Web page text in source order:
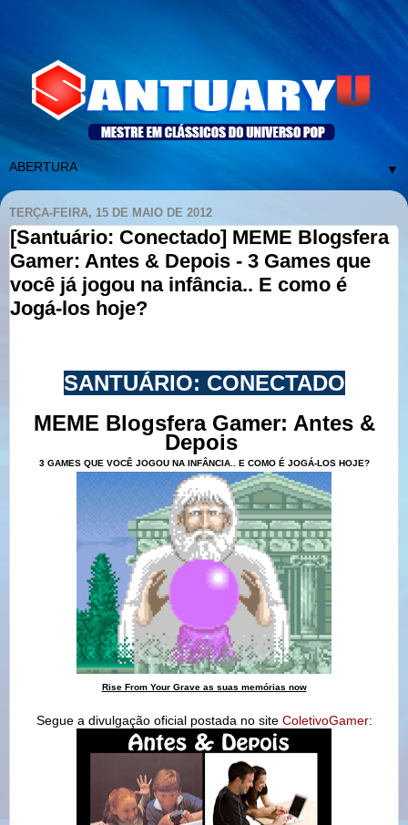
▼
TERÇA-FEIRA, 15 DE MAIO DE 2012
[Santuário: Conectado] MEME Blogsfera
Gamer: Antes & Depois - 3 Games que
você já jogou na infância.. E como é
Jogá-los hoje?
SANTUÁRIO: CONECTADO
MEME Blogsfera Gamer: Antes &
Depois
3 GAMES QUE VOCÊ JOGOU NA INFÂNCIA.. E COMO É JOGÁ-LOS HOJE?
Rise From Your Grave as suas memórias now
Segue a divulgação oficial postada no site ColetivoGamer: